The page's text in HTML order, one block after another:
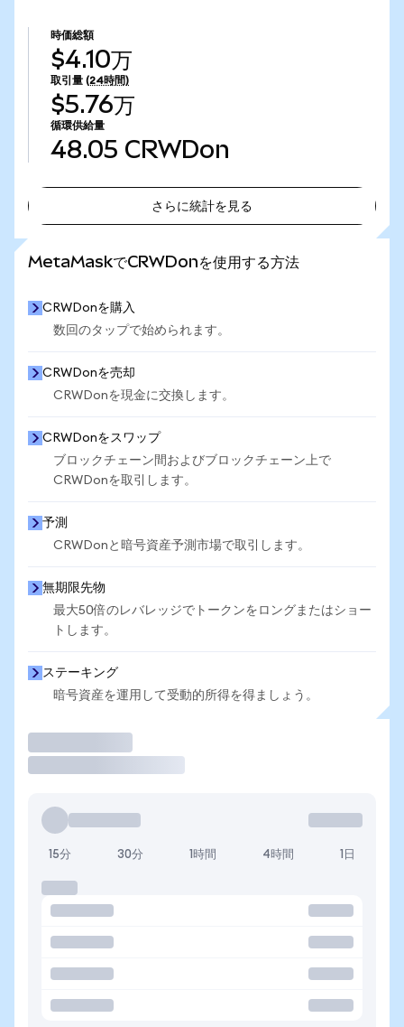
時価総額
$4.10万
取引量 (24時間)
$5.76万
循環供給量
48.05 CRWDon
さらに統計を見る
MetaMaskでCRWDonを使用する方法
CRWDonを購入
数回のタップで始められます。
CRWDonを売却
CRWDonを現金に交換します。
CRWDonをスワップ
ブロックチェーン間およびブロックチェーン上で
CRWDonを取引します。
予測
CRWDonと暗号資産予測市場で取引します。
無期限先物
最大50倍のレバレッジでトークンをロングまたはショー
トします。
ステーキング
暗号資産を運用して受動的所得を得ましょう。
15分 30分 1時間 4時間 1日